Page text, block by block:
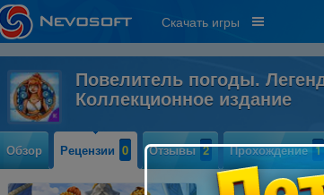
Скачать игры
Повелитель погоды.
Коллекционное издание
Обзор Рецензии 0 Отзывы 2 Прохождение 1